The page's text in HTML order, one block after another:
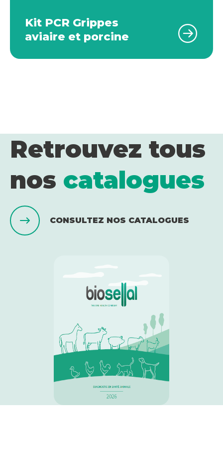
Kit PCR Grippes
aviaire et porcine
Retrouvez tous
nos catalogues
CONSULTEZ NOS CATALOGUES